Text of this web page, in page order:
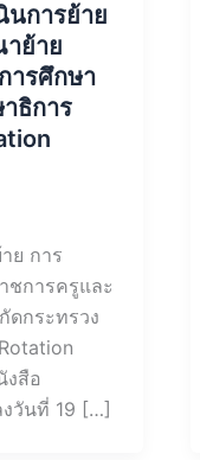
นการย้าย
ย้าย
ารศึกษา
ธิการ
ย การ
ชการครูและ
ดกระทรวง
งสือ
วันที่ 19 […]